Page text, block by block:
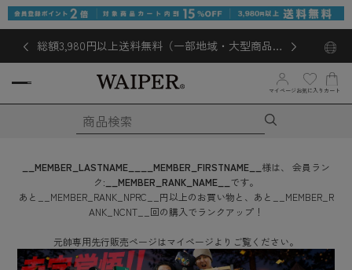
総額3,980円以上送料無料（一部地域・大型商品対
マイページ お気に入り カート
__MEMBER_LASTNAME__ __MEMBER_FIRSTNAME__ 様は、
会員ラン
ク: __MEMBER_RANK_NAME__ です。
あと
__MEMBER_RANK_NPRC__ 円以上のお買い物と、あと
__MEMBER_R
ANK_NCNT__ 回の購入でランクアップ！
元帥専用先行販売ページはマイページよりご覧ください。